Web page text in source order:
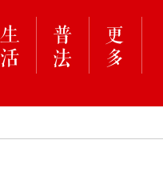
）